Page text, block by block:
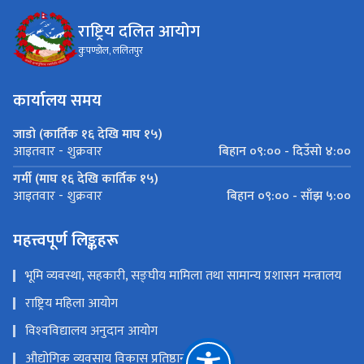
राष्ट्रिय दलित आयोग
कुपण्डोल, ललितपुर
कार्यालय समय
जाडो (कार्तिक १६ देखि माघ १५)
आइतवार - शुक्रवार
बिहान ०९:०० - दिउँसो ४:००
गर्मी (माघ १६ देखि कार्तिक १५)
आइतवार - शुक्रवार बिहान ०९:०० - साँझ ५:००
महत्त्वपूर्ण लिङ्कहरू
भूमि व्यवस्था, सहकारी, सङ्‍घीय मामिला तथा सामान्य प्रशासन मन्त्रालय
राष्ट्रिय महिला आयोग
विश्‍वविद्यालय अनुदान आयोग
औद्योगिक व्यवसाय विकास प्रतिष्ठान